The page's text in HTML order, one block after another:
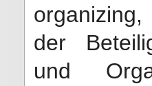
der
und